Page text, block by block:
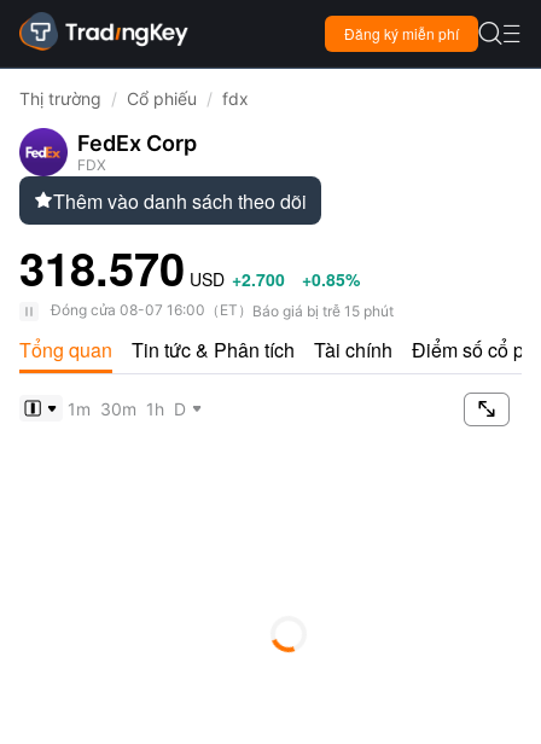
Đăng ký miễn phí  
Thị trường / Cổ phiếu / fdx
FedEx Corp
FDX
Thêm vào danh sách theo dõi
318.570 USD +2.700 +0.85%
Đóng cửa 08-07 16:00 （ ET ） Báo giá bị trễ 15 phút
Tổng quan Tin tức & Phân tích Tài chính Điểm số cổ

1m 30m 1h D